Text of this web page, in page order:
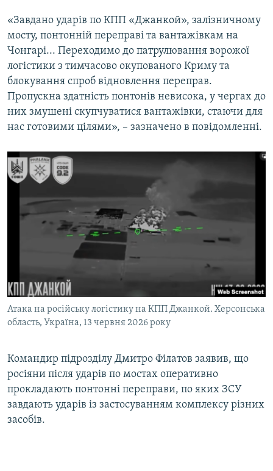
«Завдано ударів по КПП «Джанкой», залізничному
мосту, понтонній переправі та вантажівкам на
Чонгарі... Переходимо до патрулювання ворожої
логістики з тимчасово окупованого Криму та
блокування спроб відновлення переправ.
Пропускна здатність понтонів невисока, у чергах до
них змушені скупчуватися вантажівки, стаючи для
нас готовими цілями», – зазначено в повідомленні.
Атака на російську логістику на КПП Джанкой. Херсонська
область, Україна, 13 червня 2026 року
Командир підрозділу Дмитро Філатов заявив, що
росіяни після ударів по мостах оперативно
прокладають понтонні переправи, по яких ЗСУ
завдають ударів із застосуванням комплексу різних
засобів.